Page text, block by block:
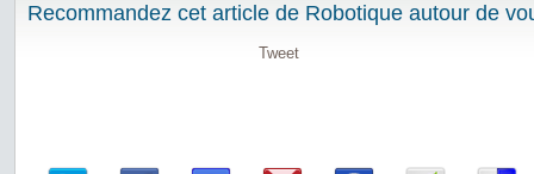
Recommandez cet article de Robotique autour de
Tweet